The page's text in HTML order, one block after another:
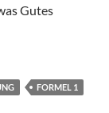
Gutes
Lob sorgt für
FORMEL 1